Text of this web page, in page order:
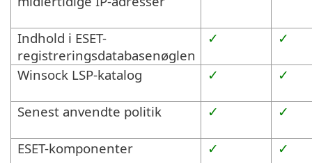
Indhold i ESET-
registreringsdatabasenøglen
✓ ✓
Winsock LSP-katalog ✓ ✓
Senest anvendte politik ✓ ✓
ESET-komponenter ✓ ✓